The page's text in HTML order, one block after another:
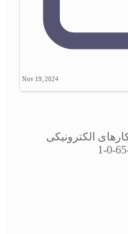
Nov 19, 2024
الکترونیکی